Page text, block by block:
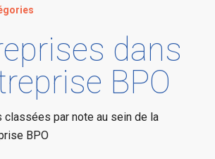
dans
BPO
par note au sein de la
BPO